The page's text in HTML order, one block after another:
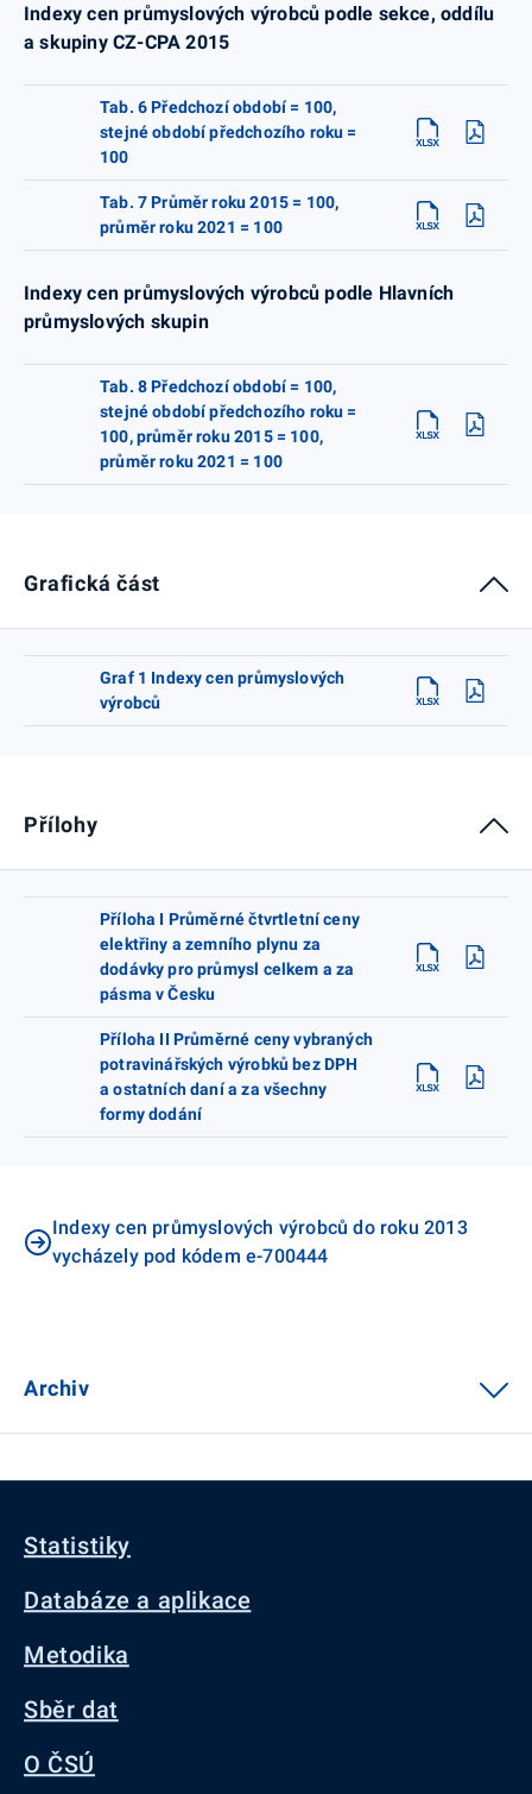
Indexy cen průmyslových výrobců podle sekce, oddílu
a skupiny CZ-CPA 2015
Tab. 6 Předchozí období = 100,
stejné období předchozího roku =
100
Tab. 7 Průměr roku 2015 = 100,
průměr roku 2021 = 100
Indexy cen průmyslových výrobců podle Hlavních
průmyslových skupin
Tab. 8 Předchozí období = 100,
stejné období předchozího roku =
100, průměr roku 2015 = 100,
průměr roku 2021 = 100
Grafická část
Graf 1 Indexy cen průmyslových
výrobců
Přílohy
Příloha I Průměrné čtvrtletní ceny
elektřiny a zemního plynu za
dodávky pro průmysl celkem a za
pásma v Česku
Příloha II Průměrné ceny vybraných
potravinářských výrobků bez DPH
a ostatních daní a za všechny
formy dodání
Indexy cen průmyslových výrobců do roku 2013
vycházely pod kódem e-700444
Archiv
Statistiky
Databáze a aplikace
Metodika
Sběr dat
O ČSÚ